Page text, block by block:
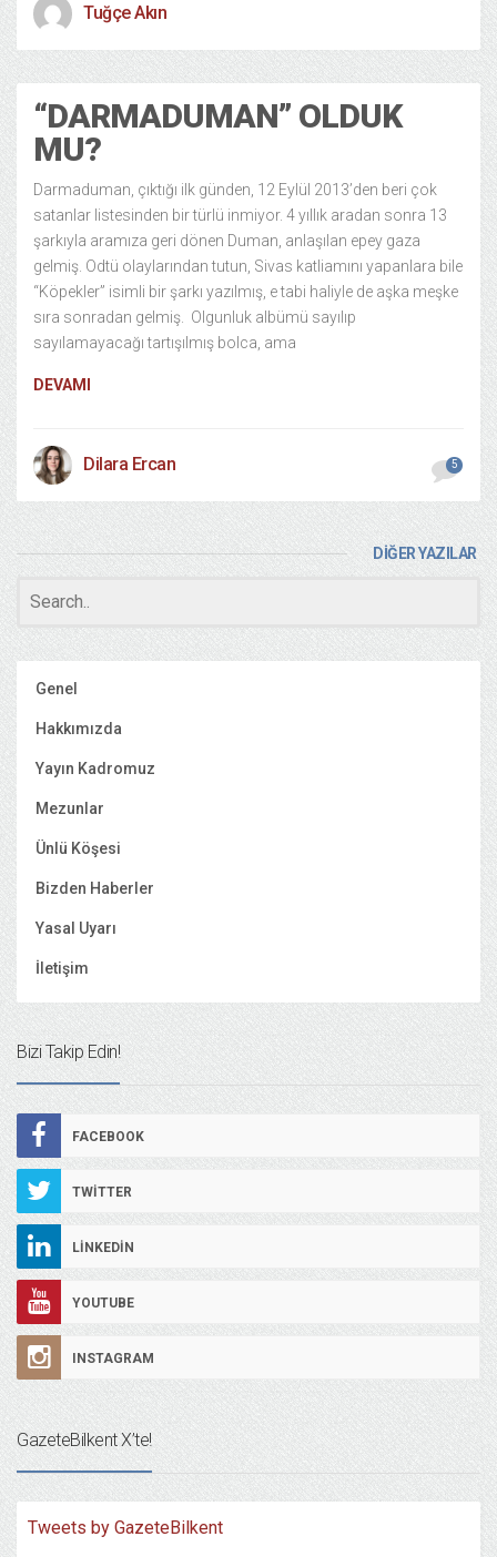
Tuğçe Akın
“DARMADUMAN” OLDUK
MU?
Darmaduman, çıktığı ilk günden, 12 Eylül 2013’den beri çok
satanlar listesinden bir türlü inmiyor. 4 yıllık aradan sonra 13
şarkıyla aramıza geri dönen Duman, anlaşılan epey gaza
gelmiş. Odtü olaylarından tutun, Sivas katliamını yapanlara bile
“Köpekler” isimli bir şarkı yazılmış, e tabi haliyle de aşka meşke
sıra sonradan gelmiş. Olgunluk albümü sayılıp
sayılamayacağı tartışılmış bolca, ama
DEVAMI
Dilara Ercan 5
DİĞER YAZILAR
Genel
Hakkımızda
Yayın Kadromuz
Mezunlar
Ünlü Köşesi
Bizden Haberler
Yasal Uyarı
İletişim
Bizi Takip Edin!
FACEBOOK
TWITTER
LINKEDIN
YOUTUBE
INSTAGRAM
GazeteBilkent X’te!
Tweets by GazeteBilkent